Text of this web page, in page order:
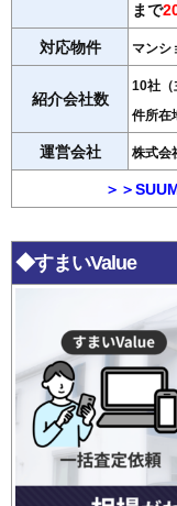
まで
対応物件 マンシ
紹介会社数
10社（
件所在
運営会社 株式会
＞＞
◆すまいValue